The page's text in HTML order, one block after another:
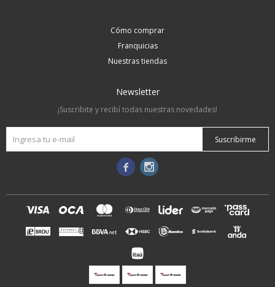
Cómo comprar
Franquicias
Nuestras tiendas
Newsletter
¡Suscribite y recibí todas nuestras novedades!
Suscribirme
 